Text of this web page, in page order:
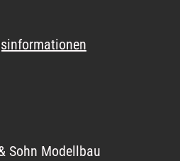
Sohn Modellbau